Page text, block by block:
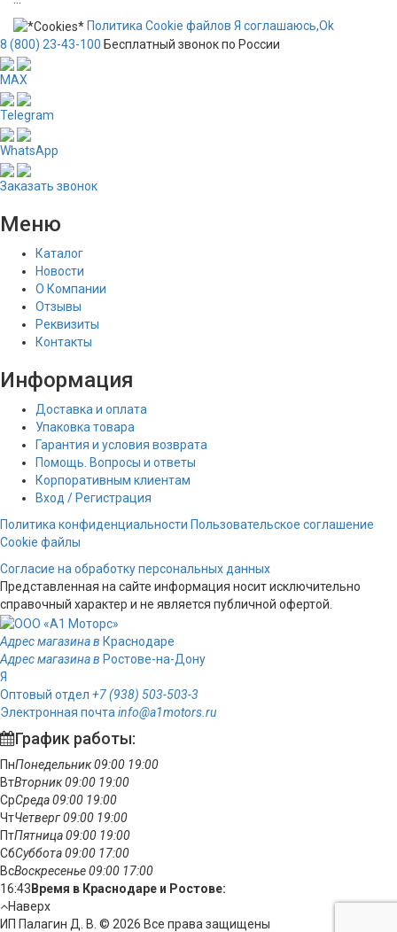
Политика Сookie файлов Я соглашаюсь,Ok
8 (800) 23-43-100 Бесплатный звонок по России
MAX
Telegram
WhatsApp
Заказать звонок
Меню
Каталог
Новости
О Компании
Отзывы
Реквизиты
Контакты
Информация
Доставка и оплата
Упаковка товара
Гарантия и условия возврата
Помощь. Вопросы и ответы
Корпоративным клиентам
Вход / Регистрация
Политика конфиденциальности Пользовательское соглашение
Cookie файлы
Согласие на обработку персональных данных
Представленная на сайте информация носит исключительно
справочный характер и не является публичной офертой.
Адрес магазина в Краснодаре
Адрес магазина в Ростове-на-Дону
Я
Оптовый отдел +7 (938) 503-503-3
Электронная почта info@a1motors.ru
График работы:
ПнПонедельник09:00 19:00
ВтВторник09:00 19:00
СрСреда09:00 19:00
ЧтЧетверг09:00 19:00
ПтПятница09:00 19:00
СбСуббота09:00 17:00
ВсВоскресенье09:00 17:00
16:43 Время в Краснодаре и Ростове:
Наверх
ИП Палагин Д. В. © 2026 Все права защищены